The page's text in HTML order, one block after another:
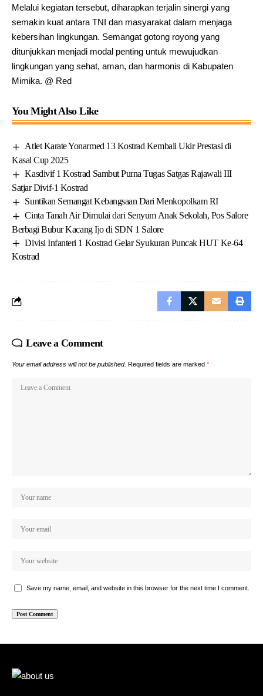
Melalui kegiatan tersebut, diharapkan terjalin sinergi yang
semakin kuat antara TNI dan masyarakat dalam menjaga
kebersihan lingkungan. Semangat gotong royong yang
ditunjukkan menjadi modal penting untuk mewujudkan
lingkungan yang sehat, aman, dan harmonis di Kabupaten
Mimika. @ Red
You Might Also Like
Atlet Karate Yonarmed 13 Kostrad Kembali Ukir Prestasi di
Kasal Cup 2025
Kasdivif 1 Kostrad Sambut Purna Tugas Satgas Rajawali III
Satjar Divif-1 Kostrad
Suntikan Semangat Kebangsaan Dari Menkopolkam RI
Cinta Tanah Air Dimulai dari Senyum Anak Sekolah, Pos Salore
Berbagi Bubur Kacang Ijo di SDN 1 Salore
Divisi Infanteri 1 Kostrad Gelar Syukuran Puncak HUT Ke-64
Kostrad
Leave a Comment
Your email address will not be published. Required fields are marked *
Save my name, email, and website in this browser for the next time I comment.